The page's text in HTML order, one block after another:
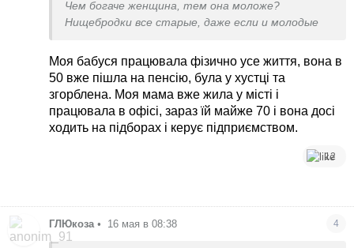
Чем богаче женщина, тем она моложе?
Нищебродки все старые, даже если и молодые
Моя бабуся працювала фізично усе життя, вона в
50 вже пішла на пенсію, була у хустці та
згорблена. Моя мама вже жила у місті і
працювала в офісі, зараз їй майже 70 і вона досі
ходить на підборах і керує підприємством.
12
ГЛЮкоза • 16 мая в 08:38 4